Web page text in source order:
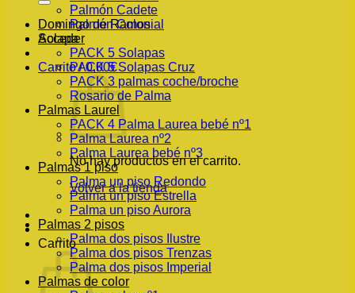
Domingo de Ramos
Acceder
Carrito /0,00€
No hay productos en el carrito.
Volver a la tienda
Carrito
Palmón Cadete
Palmón Colonial
Solapa
PACK 5 Solapas
PACK 5 Solapas Cruz
PACK 3 palmas coche/broche
Rosario de Palma
Palmas Laurel
PACK 4 Palma Laurea bebé nº1
Palma Laurea nº2
Palma Laurea bebé nº3
Palmas 1 piso
Palma un piso Redondo
Palma un piso Estrella
Palma un piso Aurora
Palmas 2 pisos
Palma dos pisos Ilustre
Palma dos pisos Trenzas
Palma dos pisos Imperial
Palmas de color